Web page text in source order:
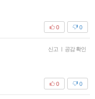
0
0
신고 | 공감 확인
0
0